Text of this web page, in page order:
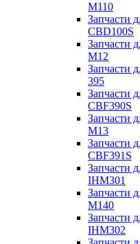
M110
Запчасти
CBD100S
Запчасти
M12
Запчасти
395
Запчасти
CBF390S
Запчасти
M13
Запчасти
CBF391S
Запчасти
IHM301
Запчасти
M140
Запчасти
IHM302